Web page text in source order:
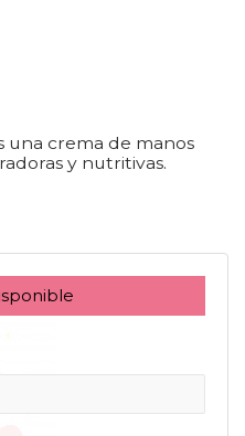
una crema de manos
y nutritivas.